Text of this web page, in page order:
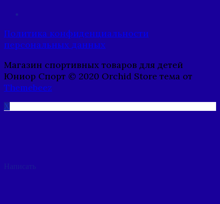
Политика конфиденциальности
персональных данных
Магазин спортивных товаров для детей
Юниор Спорт © 2020 Orchid Store тема от
Themebeez
X
Написать